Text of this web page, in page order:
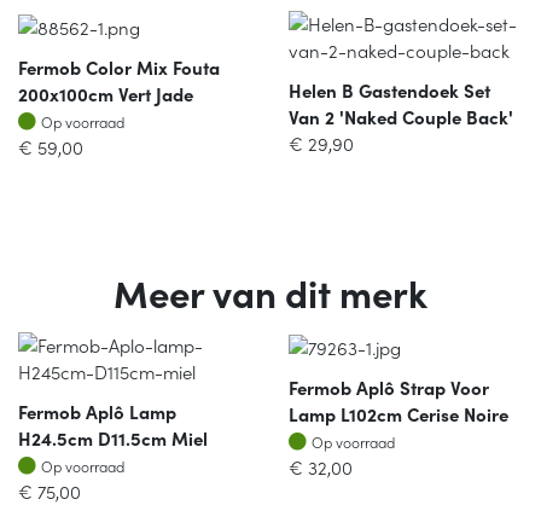
Fermob Color Mix Fouta
200x100cm Vert Jade
Op voorraad
Op voorraad
€ 59,00
Helen B Gastendoek Set
Van 2 'naked Couple Back'
€ 29,90
Meer van dit merk
Fermob Aplô Lamp
H24.5cm D11.5cm Miel
Op voorraad
Op voorraad
€ 75,00
Fermob Aplô Strap Voor
Lamp L102cm Cerise Noire
Op voorraad
Op voorraad
€ 32,00